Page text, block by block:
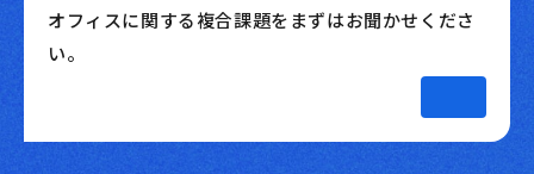
オフィスに関する複合課題をまずはお聞かせくださ
い。